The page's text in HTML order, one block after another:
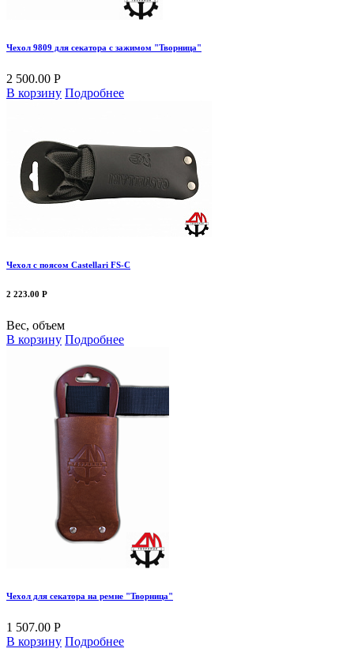
Чехол 9809 для секатора с зажимом "Творница"
2 500.00 Р
В корзину Подробнее
Чехол c поясом Castellari FS-C
2 223.00 Р
Вес, объем
В корзину Подробнее
Чехол для секатора на ремне "Творница"
1 507.00 Р
В корзину Подробнее